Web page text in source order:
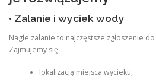
• Zalanie i wyciek wody
Nagłe zalanie to najczęstsze zgłoszenie
Zajmujemy się:
lokalizacją miejsca wycieku,